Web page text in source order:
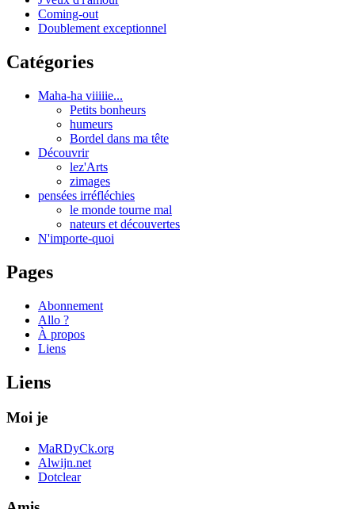
Coming-out
Doublement exceptionnel
Catégories
Maha-ha viiiiie...
Petits bonheurs
humeurs
Bordel dans ma tête
Découvrir
lez'Arts
zimages
pensées irréfléchies
le monde tourne mal
nateurs et découvertes
N'importe-quoi
Pages
Abonnement
Allo ?
À propos
Liens
Liens
Moi je
MaRDyCk.org
Alwijn.net
Dotclear